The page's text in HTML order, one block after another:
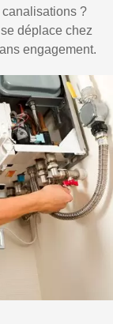
?
déplace chez
engagement.